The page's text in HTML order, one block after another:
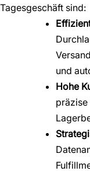
Tagesgeschäft sind:
und
Hohe
präzise